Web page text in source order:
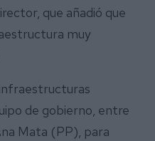
que añadió que
muy
de gobierno, entre
Mata (PP), para